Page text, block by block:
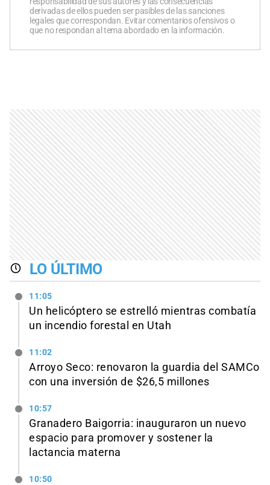
derivadas de ellos pueden ser pasibles de las sanciones
legales que correspondan. Evitar comentarios ofensivos o
que no respondan al tema abordado en la información.
LO ÚLTIMO
11:05
Un helicóptero se estrelló mientras combatía
un incendio forestal en Utah
11:02
Arroyo Seco: renovaron la guardia del SAMCo
con una inversión de $26,5 millones
10:57
Granadero Baigorria: inauguraron un nuevo
espacio para promover y sostener la
lactancia materna
10:50